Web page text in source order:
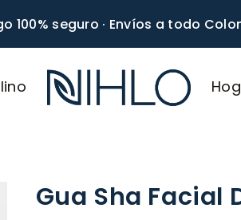
100% seguro · Envíos a todo
Gua Sha Facial